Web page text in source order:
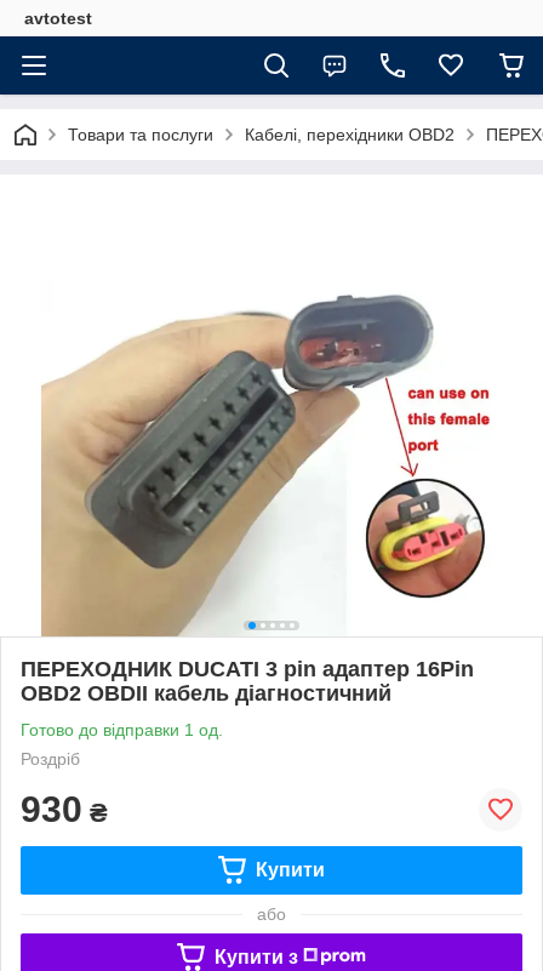
avtotest
Товари та послуги Кабелі, перехідники OBD2
ПЕРЕХОДНИК DUCATI 3 pin адаптер 16Pin
OBD2 OBDII кабель діагностичний
Готово до відправки 1 од.
Роздріб
930 ₴
Купити
або
Купити з